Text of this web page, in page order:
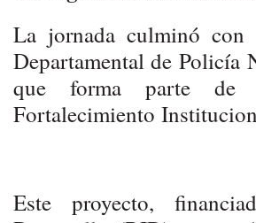
La jornada culminó con
Departamental de Policía
que forma parte de
Fortalecimiento
Este proyecto,